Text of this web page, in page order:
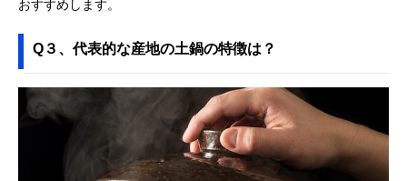
おすすめします。
Q３、代表的な産地の土鍋の特徴は？